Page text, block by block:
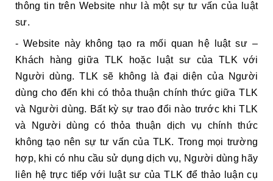
thông tin trên Website như là một sự tư vấn của luật
sư.
- Website này không tạo ra mối quan hệ luật sư –
Khách hàng giữa TLK hoặc luật sư của TLK với
Người dùng. TLK sẽ không là đại diện của Người
dùng cho đến khi có thỏa thuận chính thức giữa TLK
và Người dùng. Bất kỳ sự trao đổi nào trước khi TLK
và Người dùng có thỏa thuận dịch vụ chính thức
không tạo nên sự tư vấn của TLK. Trong mọi trường
hợp, khi có nhu cầu sử dụng dịch vụ, Người dùng hãy
liên hệ trực tiếp với luật sư của TLK để thảo luận cụ